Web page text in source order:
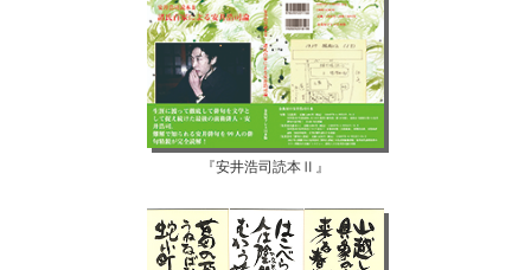
『安井浩司読本Ⅱ』